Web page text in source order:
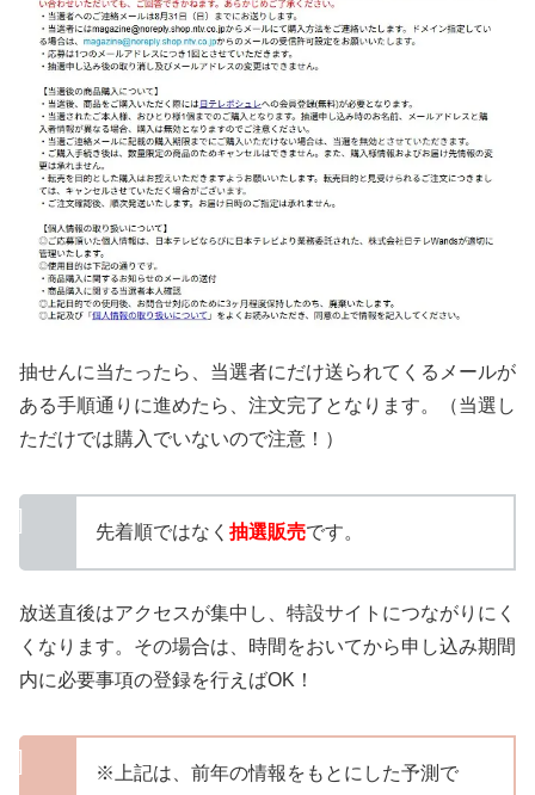
抽せんに当たったら、当選者にだけ送られてくるメールが
ある手順通りに進めたら、注文完了となります。（当選し
ただけでは購入でいないので注意！）
先着順ではなく 抽選販売です。
放送直後はアクセスが集中し、特設サイトにつながりにく
くなります。その場合は、時間をおいてから申し込み期間
内に必要事項の登録を行えばOK！
※上記は、前年の情報をもとにした予測で